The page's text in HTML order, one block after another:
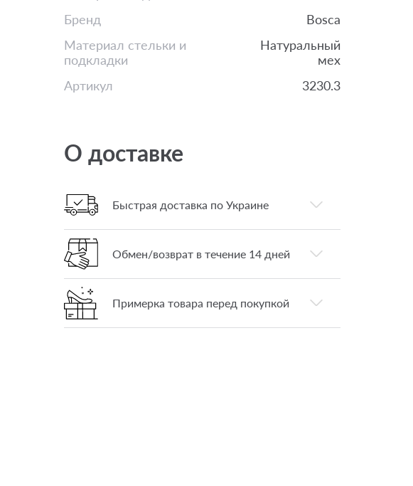
Бренд
Bosca
Материал стельки и
подкладки
Натуральный
мех
Артикул
3230.3
О доставке
Быстрая доставка по Украине
Обмен/возврат в течение 14 дней
Примерка товара перед покупкой